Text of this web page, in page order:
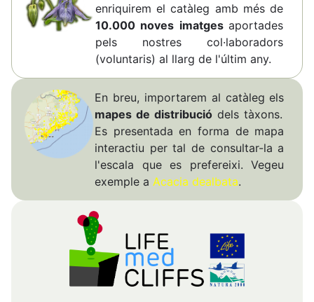
enriquirem el catàleg amb més de
10.000 noves imatgesaportades
pels nostres col·laboradors
(voluntaris) al llarg de l'últim any.
En breu, importarem al catàleg els
mapes de distribució dels tàxons.
Es presentada en forma de mapa
interactiu per tal de consultar-la a
l'escala que es prefereixi. Vegeu
exemple a Acacia dealbata.